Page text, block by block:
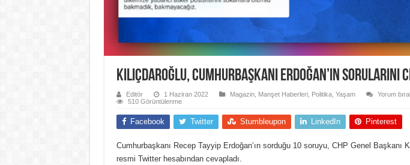
Kılıçdaroğlu, Cumhurbaşkanı Erdoğan’ın sorularını
Editör 1 Haziran 2022 Magazin, Manşet Haberleri, Politika, Yaşam
Yorum
510 Görüntülenme
Facebook Twitter Stumbleupon LinkedIn Pinterest
Cumhurbaşkanı Recep Tayyip Erdoğan’ın sorduğu 10 soruyu, CHP Genel Başkanı
resmi Twitter hesabından cevapladı.